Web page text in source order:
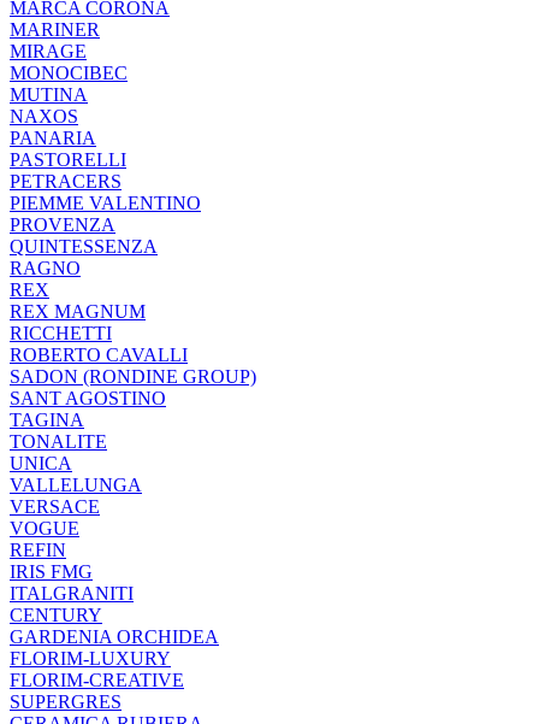
MARCA CORONA
MARINER
MIRAGE
MONOCIBEC
MUTINA
NAXOS
PANARIA
PASTORELLI
PETRACERS
PIEMME VALENTINO
PROVENZA
QUINTESSENZA
RAGNO
REX
REX MAGNUM
RICCHETTI
ROBERTO CAVALLI
SADON (RONDINE GROUP)
SANT AGOSTINO
TAGINA
TONALITE
UNICA
VALLELUNGA
VERSACE
VOGUE
REFIN
IRIS FMG
ITALGRANITI
CENTURY
GARDENIA ORCHIDEA
FLORIM-LUXURY
FLORIM-CREATIVE
SUPERGRES